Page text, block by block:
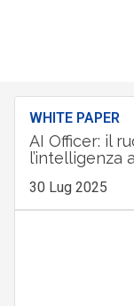
WHITE PAPER
AI Officer: il
l’intelligenza
30 Lug 2025